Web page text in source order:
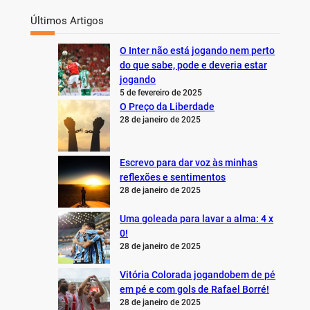
Últimos Artigos
O Inter não está jogando nem perto
do que sabe, pode e deveria estar
jogando
5 de fevereiro de 2025
O Preço da Liberdade
28 de janeiro de 2025
Escrevo para dar voz às minhas
reflexões e sentimentos
28 de janeiro de 2025
Uma goleada para lavar a alma: 4 x
0!
28 de janeiro de 2025
Vitória Colorada jogandobem de pé
em pé e com gols de Rafael Borré!
28 de janeiro de 2025